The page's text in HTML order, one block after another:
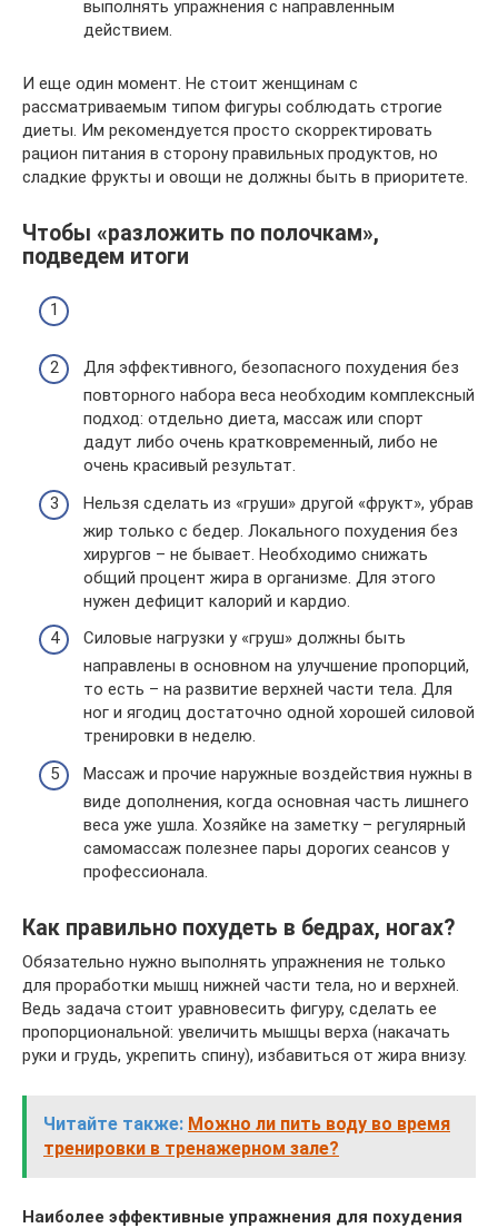
выполнять упражнения с направленным
действием.
И еще один момент. Не стоит женщинам с
рассматриваемым типом фигуры соблюдать строгие
диеты. Им рекомендуется просто скорректировать
рацион питания в сторону правильных продуктов, но
сладкие фрукты и овощи не должны быть в приоритете.
Чтобы «разложить по полочкам»,
подведем итоги
Для эффективного, безопасного похудения без
повторного набора веса необходим комплексный
подход: отдельно диета, массаж или спорт
дадут либо очень кратковременный, либо не
очень красивый результат.
Нельзя сделать из «груши» другой «фрукт», убрав
жир только с бедер. Локального похудения без
хирургов – не бывает. Необходимо снижать
общий процент жира в организме. Для этого
нужен дефицит калорий и кардио.
Силовые нагрузки у «груш» должны быть
направлены в основном на улучшение пропорций,
то есть – на развитие верхней части тела. Для
ног и ягодиц достаточно одной хорошей силовой
тренировки в неделю.
Массаж и прочие наружные воздействия нужны в
виде дополнения, когда основная часть лишнего
веса уже ушла. Хозяйке на заметку – регулярный
самомассаж полезнее пары дорогих сеансов у
профессионала.
Как правильно похудеть в бедрах, ногах?
Обязательно нужно выполнять упражнения не только
для проработки мышц нижней части тела, но и верхней.
Ведь задача стоит уравновесить фигуру, сделать ее
пропорциональной: увеличить мышцы верха (накачать
руки и грудь, укрепить спину), избавиться от жира внизу.
Читайте также: Можно ли пить воду во время
тренировки в тренажерном зале?
Наиболее эффективные упражнения для похудения